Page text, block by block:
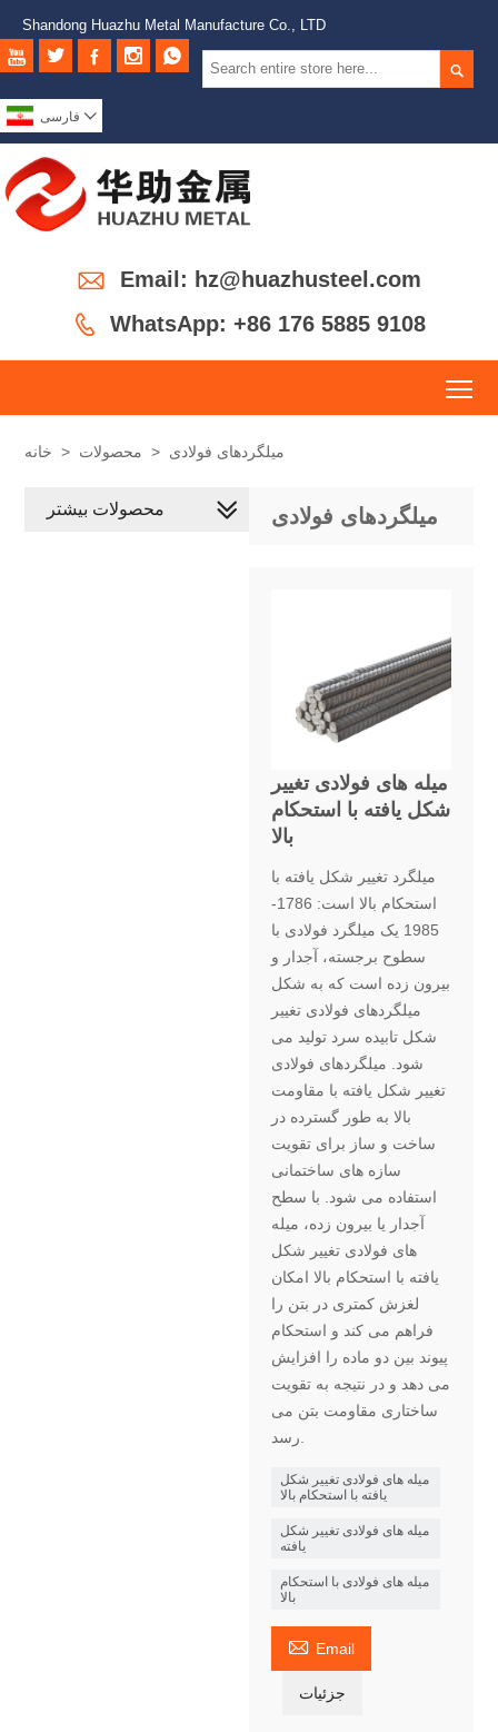
Shandong Huazhu Metal Manufacture Co., LTD

    
فارسی 
 Email: hz@huazhusteel.com
 WhatsApp: +86 176 5885 9108
خانه > محصولات > میلگردهای فولادی
میلگردهای فولادی
میله های فولادی تغییر
شکل یافته با استحکام
بالا
میلگرد تغییر شکل یافته با
استحکام بالا است: 1786-
1985 یک میلگرد فولادی با
سطوح برجسته، آجدار و
بیرون زده است که به شکل
میلگردهای فولادی تغییر
شکل تابیده سرد تولید می
شود. میلگردهای فولادی
تغییر شکل یافته با مقاومت
بالا به طور گسترده در
ساخت و ساز برای تقویت
سازه های ساختمانی
استفاده می شود. با سطح
آجدار یا بیرون زده، میله
های فولادی تغییر شکل
یافته با استحکام بالا امکان
لغزش کمتری در بتن را
فراهم می کند و استحکام
پیوند بین دو ماده را افزایش
می دهد و در نتیجه به تقویت
ساختاری مقاومت بتن می
میله های فولادی تغییر شکل
یافته با استحکام بالا
میله های فولادی تغییر شکل
یافته
میله های فولادی با استحکام
بالا
 Email
جزئیات
محصولات بیشتر